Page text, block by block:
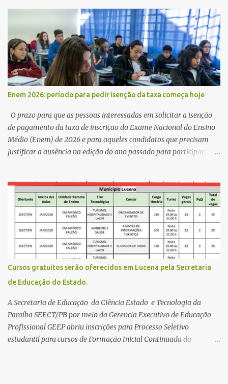
Bandeira Valcinete Araújo e Professor Gerson Andrade há
possibilidade de mais nomes aparecer , ficaremos no aguardo para
trazer mais informações. A primeira entrevista foi com o
inimaginável Gerson Andrade ,Professor da Rede Municipal
(efetivo), supervisor, Formado em Pedagogia e Biomedicina pela
UFPB. Leciona no Otto Illi, Gilberto Inácio, Ellinora Dornellas
,Escola Américo Falcão. Gerson nos contou que a idéia de disputar
a prefeitura veio de um sonho há 5 anos atrás, e também por
acreditar que o trabalho dos seus companheiros principalmente
da zona rural deve ser mais valorizado e que eles serão a Fortalez...
Enem 2026: período para pedir isenção da taxa começa hoje
O prazo para que as pessoas interessadas em solicitar a isenção
de pagamento da taxa de inscrição do Exame Nacional do Ensino
Médio (Enem) de 2026 e para aqueles candidatos que precisam
justificar a ausência na edição do ano passado para participar
eletrônico da Página do Participante do Enem com o login único
da plataforma de serviços digitais do governo federal, o Gov.br.
Direito de solicitar a isenção O Inep prevê a gratuidade na
inscrição do exame para os seguintes casos: · matriculados no 3º
ano do ensino médio em escola pública, em 2026; LEIA MAIS
Usina Cultural tem fim de semana com literatura, música e evento
solidário Governo da Paraíba empossa 1000 novos professores e
mais convocações devem ocorrer Volta às aulas 2026.1 da
Faculdade Três Marias marca início do semestre e matrículas
seguem abertas para novos alunos · es...
Cursos gratuitos serão oferecidos em Lucena pela Secretaria
de Educação do Estado.
A Secretaria de Educação da Ciência Estado e Tecnologia da
Paraíba SEECT/PB por meio da Gerencia Executivo de Educação
Profissional GEEP abriu inscrições para Processo Seletivo
estudantil para cursos de Formação Inicial Continuada do